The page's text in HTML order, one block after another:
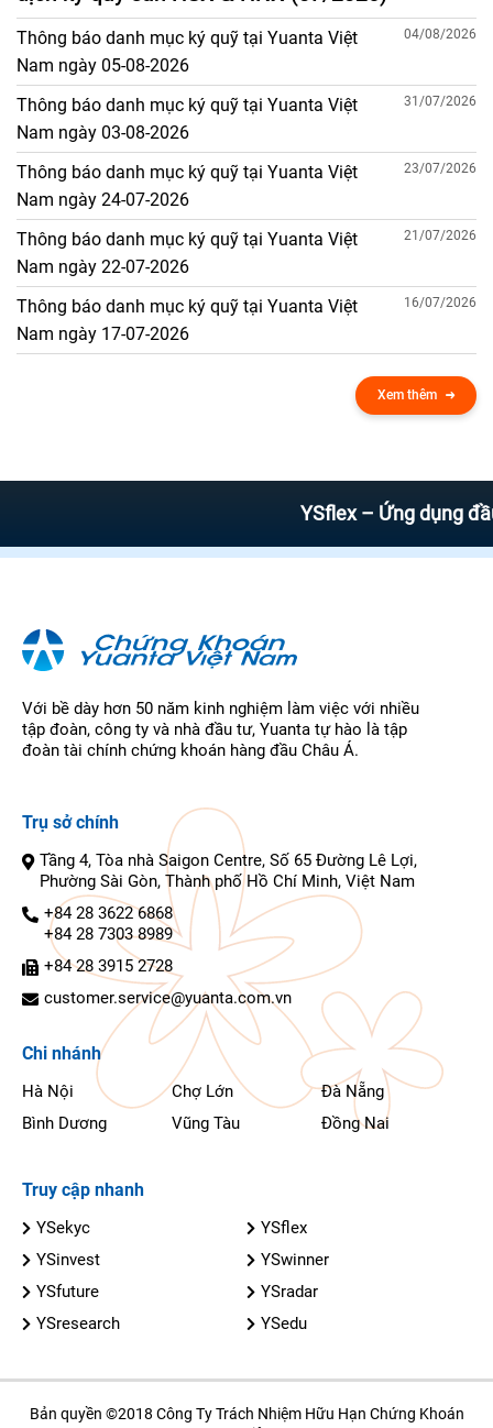
Thông báo danh mục ký quỹ tại Yuanta Việt
Nam ngày 05-08-2026
04/08/2026
Thông báo danh mục ký quỹ tại Yuanta Việt
Nam ngày 03-08-2026
31/07/2026
Thông báo danh mục ký quỹ tại Yuanta Việt
Nam ngày 24-07-2026
23/07/2026
Thông báo danh mục ký quỹ tại Yuanta Việt
Nam ngày 22-07-2026
21/07/2026
Thông báo danh mục ký quỹ tại Yuanta Việt
Nam ngày 17-07-2026
16/07/2026
Xem thêm
YSflex – Ứng dụng đầu tư
Với bề dày hơn 50 năm kinh nghiệm làm việc với nhiều
tập đoàn, công ty và nhà đầu tư, Yuanta tự hào là tập
đoàn tài chính chứng khoán hàng đầu Châu Á.
Trụ sở chính
Tầng 4, Tòa nhà Saigon Centre, Số 65 Đường Lê Lợi,
Phường Sài Gòn, Thành phố Hồ Chí Minh, Việt Nam
+84 28 3622 6868
+84 28 7303 8989
+84 28 3915 2728
customer.service@yuanta.com.vn
Chi nhánh
Hà Nội Chợ Lớn
Đà Nẵng
Bình Dương
Vũng Tàu Đồng Nai
Truy cập nhanh
YSekyc
YSflex
YSinvest
YSwinner
YSfuture
YSradar
YSresearch
YSedu
Bản quyền ©2018 Công Ty Trách Nhiệm Hữu Hạn Chứng Khoán